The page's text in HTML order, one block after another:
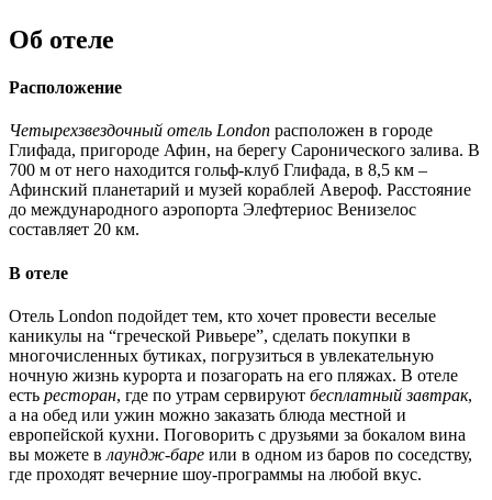
Об отеле
Расположение
Четырехзвездочный отель London расположен в городе
Глифада, пригороде Афин, на берегу Саронического залива. В
700 м от него находится гольф-клуб Глифада, в 8,5 км –
Афинский планетарий и музей кораблей Авероф. Расстояние
до международного аэропорта Элефтериос Венизелос
составляет 20 км.
В отеле
Отель London подойдет тем, кто хочет провести веселые
каникулы на “греческой Ривьере”, сделать покупки в
многочисленных бутиках, погрузиться в увлекательную
ночную жизнь курорта и позагорать на его пляжах. В отеле
есть ресторан, где по утрам сервируют бесплатный завтрак,
а на обед или ужин можно заказать блюда местной и
европейской кухни. Поговорить с друзьями за бокалом вина
вы можете в лаундж-баре или в одном из баров по соседству,
где проходят вечерние шоу-программы на любой вкус.